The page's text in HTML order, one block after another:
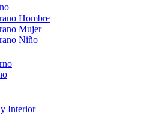
Hombre
Mujer
Niño
Interior